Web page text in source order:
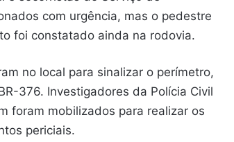
com urgência, mas o pedestre
foi constatado ainda na rodovia.
no local para sinalizar o perímetro,
376. Investigadores da Polícia Civil
foram mobilizados para realizar os
periciais.